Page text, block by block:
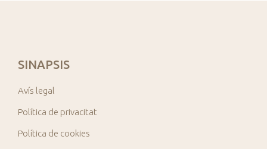
SINAPSIS
Avís legal
Política de privacitat
Política de cookies